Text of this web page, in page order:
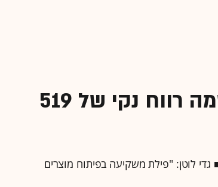
לאחר החלפת ההנהלה: פילת רשמה רווח נקי של 519
של 2011 עמדו על 11.96 מיליון שקל ■ גדי לוטן: "פילת משקיעה בפיתוח מוצרים